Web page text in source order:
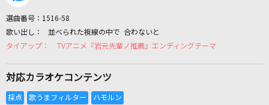
カラオケリクエスト
選曲番号： 1516-58
並べられた視線の中で 合わないと
TVアニメ『岩元先輩ノ推薦』エンディングテーマ
対応カラオケコンテンツ